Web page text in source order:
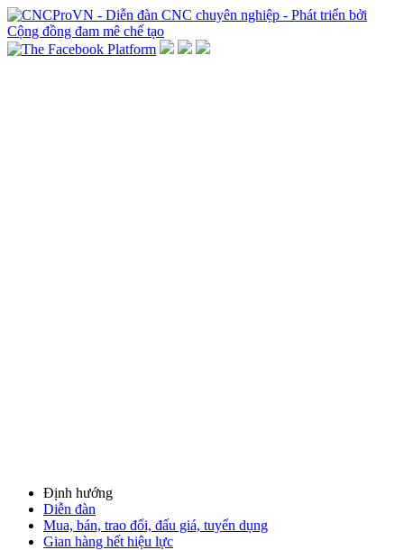
Định hướng
Diễn đàn
Mua, bán, trao đổi, đấu giá, tuyển dụng
Gian hàng hết hiệu lực